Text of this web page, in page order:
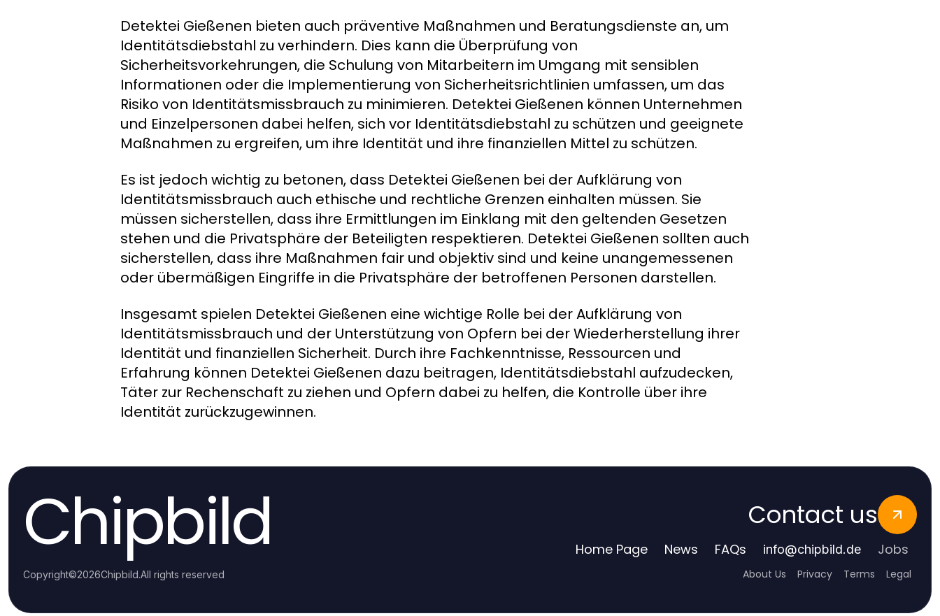
Detektei Gießenen bieten auch präventive Maßnahmen und Beratungsdienste an, um
Identitätsdiebstahl zu verhindern. Dies kann die Überprüfung von
Sicherheitsvorkehrungen, die Schulung von Mitarbeitern im Umgang mit sensiblen
Informationen oder die Implementierung von Sicherheitsrichtlinien umfassen, um das
Risiko von Identitätsmissbrauch zu minimieren. Detektei Gießenen können Unternehmen
und Einzelpersonen dabei helfen, sich vor Identitätsdiebstahl zu schützen und geeignete
Maßnahmen zu ergreifen, um ihre Identität und ihre finanziellen Mittel zu schützen.
Es ist jedoch wichtig zu betonen, dass Detektei Gießenen bei der Aufklärung von
Identitätsmissbrauch auch ethische und rechtliche Grenzen einhalten müssen. Sie
müssen sicherstellen, dass ihre Ermittlungen im Einklang mit den geltenden Gesetzen
stehen und die Privatsphäre der Beteiligten respektieren. Detektei Gießenen sollten auch
sicherstellen, dass ihre Maßnahmen fair und objektiv sind und keine unangemessenen
oder übermäßigen Eingriffe in die Privatsphäre der betroffenen Personen darstellen.
Insgesamt spielen Detektei Gießenen eine wichtige Rolle bei der Aufklärung von
Identitätsmissbrauch und der Unterstützung von Opfern bei der Wiederherstellung ihrer
Identität und finanziellen Sicherheit. Durch ihre Fachkenntnisse, Ressourcen und
Erfahrung können Detektei Gießenen dazu beitragen, Identitätsdiebstahl aufzudecken,
Täter zur Rechenschaft zu ziehen und Opfern dabei zu helfen, die Kontrolle über ihre
Identität zurückzugewinnen.
Chipbild Contact us
Home Page News FAQs info@chipbild.de Jobs
Copyright©2026Chipbild.All rights reserved About Us Privacy Terms Legal